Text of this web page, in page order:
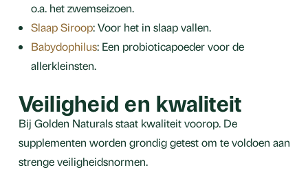
o.a. het zwemseizoen.
Slaap Siroop: Voor het in slaap vallen.
Babydophilus: Een probioticapoeder voor de
allerkleinsten.
Veiligheid en kwaliteit
Bij Golden Naturals staat kwaliteit voorop. De
supplementen worden grondig getest om te voldoen aan
strenge veiligheidsnormen.